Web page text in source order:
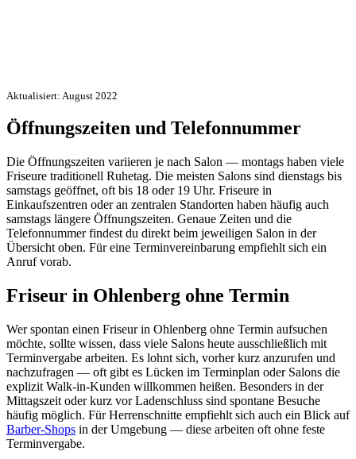
Aktualisiert: August 2022
Öffnungszeiten und Telefonnummer
Die Öffnungszeiten variieren je nach Salon — montags haben viele
Friseure traditionell Ruhetag. Die meisten Salons sind dienstags bis
samstags geöffnet, oft bis 18 oder 19 Uhr. Friseure in
Einkaufszentren oder an zentralen Standorten haben häufig auch
samstags längere Öffnungszeiten. Genaue Zeiten und die
Telefonnummer findest du direkt beim jeweiligen Salon in der
Übersicht oben. Für eine Terminvereinbarung empfiehlt sich ein
Anruf vorab.
Friseur in Ohlenberg ohne Termin
Wer spontan einen Friseur in Ohlenberg ohne Termin aufsuchen
möchte, sollte wissen, dass viele Salons heute ausschließlich mit
Terminvergabe arbeiten. Es lohnt sich, vorher kurz anzurufen und
nachzufragen — oft gibt es Lücken im Terminplan oder Salons die
explizit Walk-in-Kunden willkommen heißen. Besonders in der
Mittagszeit oder kurz vor Ladenschluss sind spontane Besuche
häufig möglich. Für Herrenschnitte empfiehlt sich auch ein Blick auf
Barber-Shops in der Umgebung — diese arbeiten oft ohne feste
Terminvergabe.